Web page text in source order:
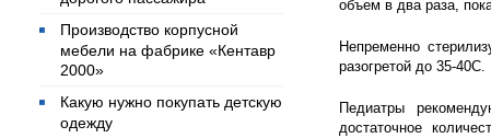
Производство корпусной
мебели на фабрике «Кентавр
2000»
Какую нужно покупать детскую
одежду
объем в два раза,
Непременно
разогретой до 35-40С.
Педиатры
достаточное